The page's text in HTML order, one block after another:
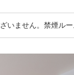
いません。禁煙ル